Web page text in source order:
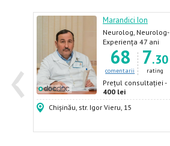
‹
-
Marandici Ion
Neurolog, Neurolog-
pediatru
Experiența 47 ani
68
comentarii
7.30
rating
Prețul consultației -
400 lei
Chișinău, str. Igor Vieru, 15